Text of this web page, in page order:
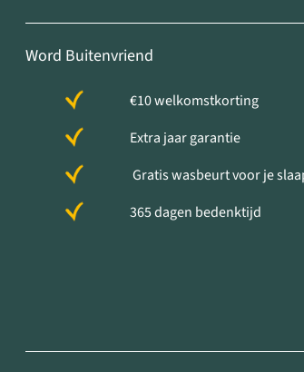
Word Buitenvriend
€10 welkomstkorting
Extra jaar garantie
Gratis wasbeurt voor je
365 dagen bedenktijd